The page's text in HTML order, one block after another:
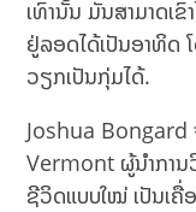
ເທົ່ານັ້ນ ມັນສາມາດເຂົ້
ຢູ່ລອດໄດ້ເປັນອາທິດ
ວຽກເປັນກຸ່ມໄດ້.
Joshua Bongard
Vermont ຜູ້ນຳການ
ຊີວິດແບບໃໝ່ ເປັນເ